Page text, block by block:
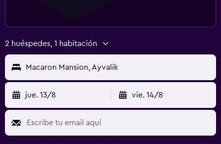
2 huéspedes, 1 habitación
Macaron Mansion, Ayvalik
jue. 13/8 vie. 14/8